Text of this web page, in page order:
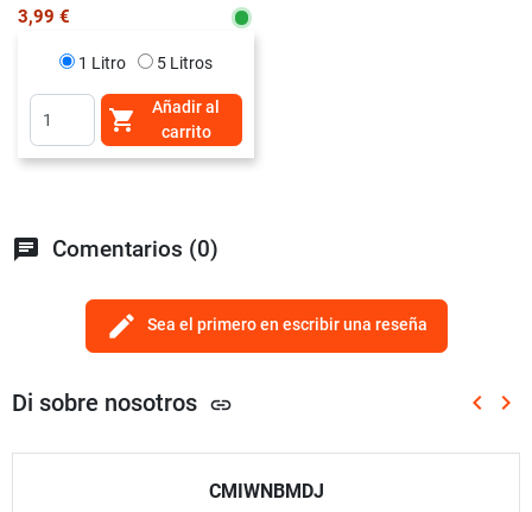
3,99 €
1 Litro 5 Litros

Añadir al
carrito
chat Comentarios (0)
edit Sea el primero en escribir una reseña
Di sobre nosotros link keyboard_arrow_left keyboard_arrow_right
CMIWNBMDJ